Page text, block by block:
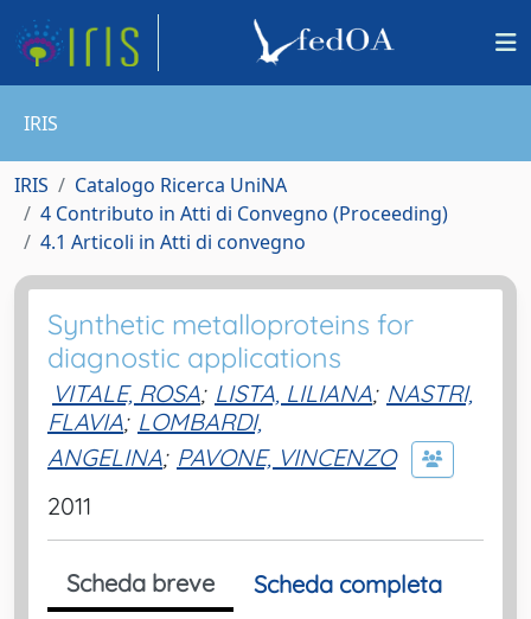
IRIS
IRIS
Catalogo Ricerca UniNA
4 Contributo in Atti di Convegno (Proceeding)
4.1 Articoli in Atti di convegno
Synthetic metalloproteins for
diagnostic applications
VITALE, ROSA; LISTA, LILIANA; NASTRI,
FLAVIA; LOMBARDI,
ANGELINA; PAVONE, VINCENZO
2011
Scheda breve
Scheda completa